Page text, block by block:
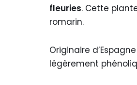
fleuries. Cette
romarin.
Originaire
légèrement